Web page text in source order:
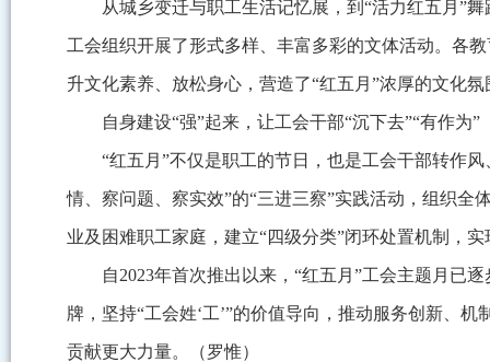
从城乡变迁与职工生活记忆展，到“活力红五月”
工会组织开展了形式多样、丰富多彩的文体活动。各
升文化素养、放松身心，营造了“红五月”浓厚的文化氛
自身建设“强”起来，让工会干部“沉下去”“有作为”
“红五月”不仅是职工的节日，也是工会干部转作
情、察问题、察实效”的“三进三察”实践活动，组织全
业及困难职工家庭，建立“四级分类”闭环处置机制，
自2023年首次推出以来，“红五月”工会主题月已
牌，坚持“工会姓‘工’”的价值导向，推动服务创新、
贡献更大力量。（罗惟）